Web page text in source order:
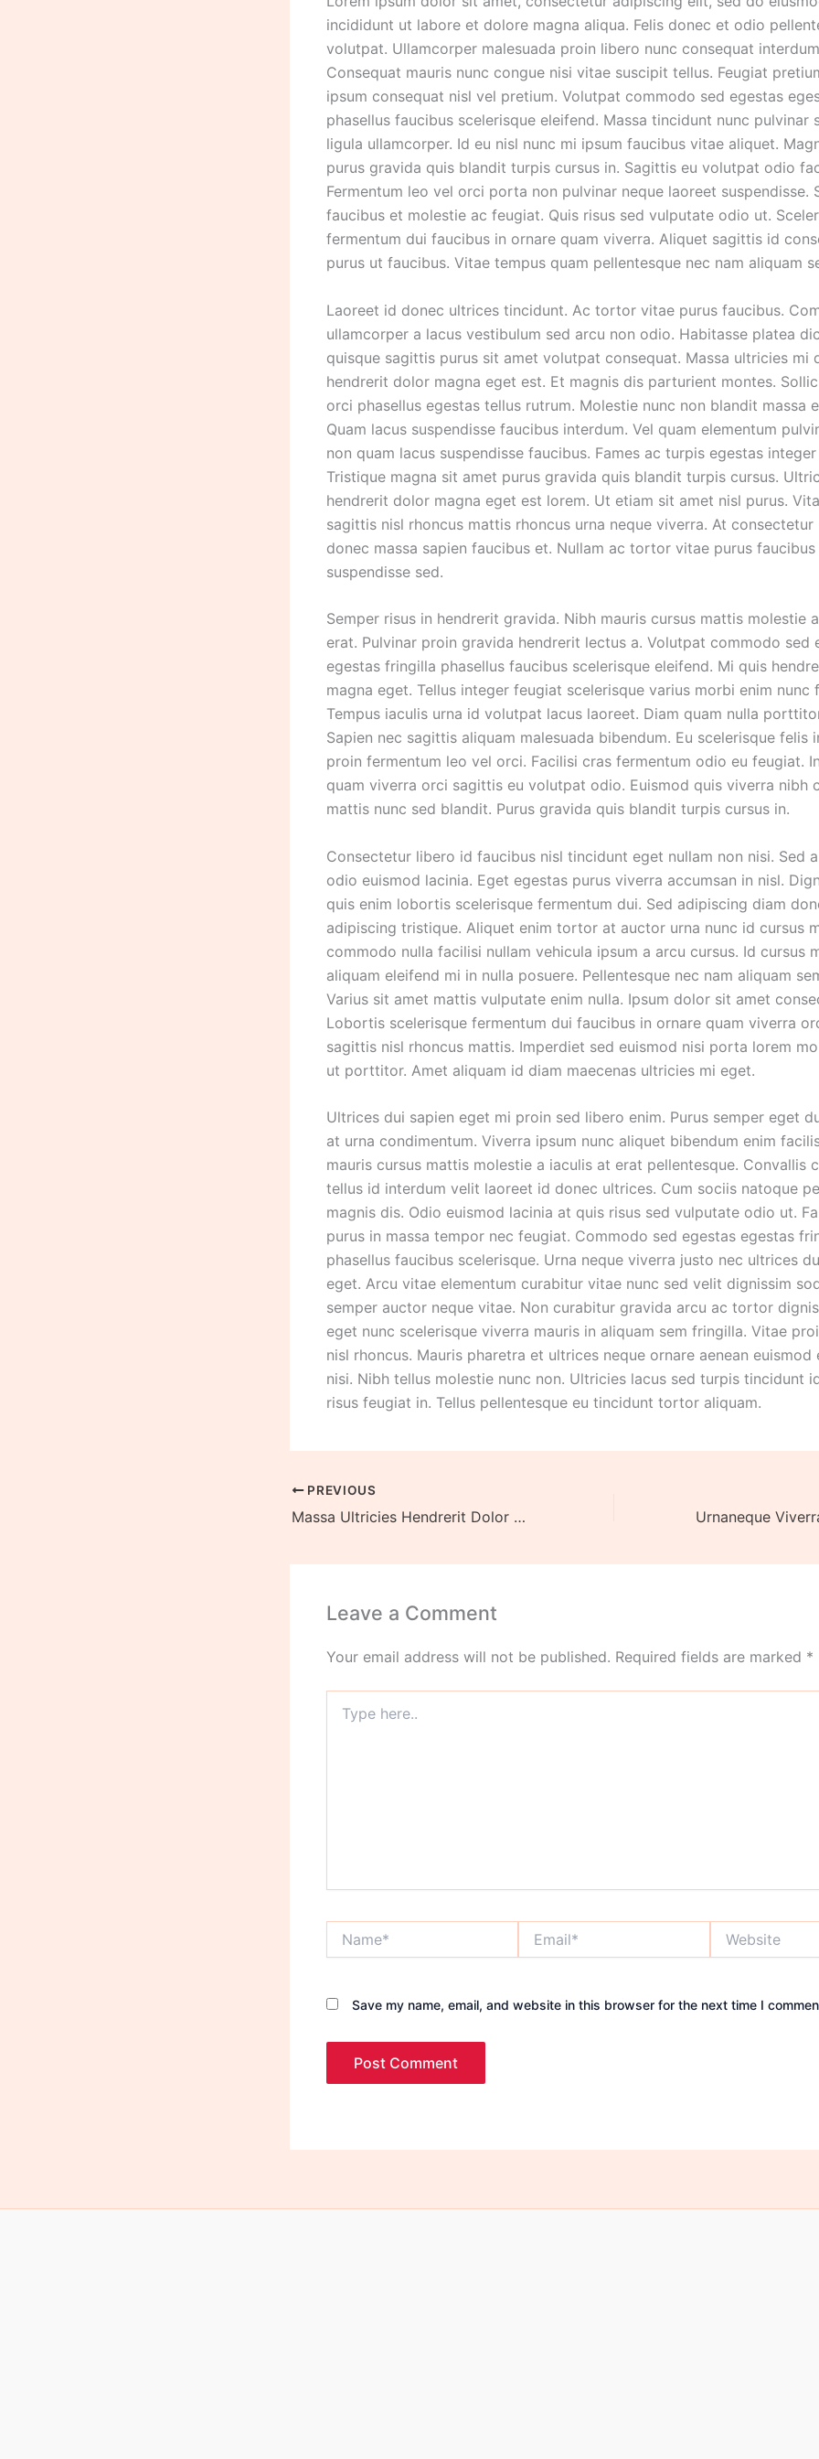
incididunt ut labore et dolore magna aliqua. Felis donec et odio
volutpat. Ullamcorper malesuada proin libero nunc consequat
Consequat mauris nunc congue nisi vitae suscipit tellus. Feugiat
ipsum consequat nisl vel pretium. Volutpat commodo sed egestas
phasellus faucibus scelerisque eleifend. Massa tincidunt nunc pulvinar
ligula ullamcorper. Id eu nisl nunc mi ipsum faucibus vitae aliquet.
purus gravida quis blandit turpis cursus in. Sagittis eu volutpat odio
Fermentum leo vel orci porta non pulvinar neque laoreet suspendisse.
faucibus et molestie ac feugiat. Quis risus sed vulputate odio ut.
fermentum dui faucibus in ornare quam viverra. Aliquet sagittis id
purus ut faucibus. Vitae tempus quam pellentesque nec nam aliquam
Laoreet id donec ultrices tincidunt. Ac tortor vitae purus faucibus.
ullamcorper a lacus vestibulum sed arcu non odio. Habitasse platea
quisque sagittis purus sit amet volutpat consequat. Massa ultricies mi
hendrerit dolor magna eget est. Et magnis dis parturient montes.
orci phasellus egestas tellus rutrum. Molestie nunc non blandit massa
Quam lacus suspendisse faucibus interdum. Vel quam elementum
non quam lacus suspendisse faucibus. Fames ac turpis egestas
Tristique magna sit amet purus gravida quis blandit turpis cursus.
hendrerit dolor magna eget est lorem. Ut etiam sit amet nisl purus.
sagittis nisl rhoncus mattis rhoncus urna neque viverra. At consectetur
donec massa sapien faucibus et. Nullam ac tortor vitae purus faucibus
suspendisse sed.
Semper risus in hendrerit gravida. Nibh mauris cursus mattis molestie
erat. Pulvinar proin gravida hendrerit lectus a. Volutpat commodo sed
egestas fringilla phasellus faucibus scelerisque eleifend. Mi quis
magna eget. Tellus integer feugiat scelerisque varius morbi enim nunc
Tempus iaculis urna id volutpat lacus laoreet. Diam quam nulla
Sapien nec sagittis aliquam malesuada bibendum. Eu scelerisque felis
proin fermentum leo vel orci. Facilisi cras fermentum odio eu feugiat.
quam viverra orci sagittis eu volutpat odio. Euismod quis viverra nibh
mattis nunc sed blandit. Purus gravida quis blandit turpis cursus in.
Consectetur libero id faucibus nisl tincidunt eget nullam non nisi. Sed
odio euismod lacinia. Eget egestas purus viverra accumsan in nisl.
quis enim lobortis scelerisque fermentum dui. Sed adipiscing diam
adipiscing tristique. Aliquet enim tortor at auctor urna nunc id cursus
commodo nulla facilisi nullam vehicula ipsum a arcu cursus. Id cursus
aliquam eleifend mi in nulla posuere. Pellentesque nec nam aliquam
Varius sit amet mattis vulputate enim nulla. Ipsum dolor sit amet
Lobortis scelerisque fermentum dui faucibus in ornare quam viverra
sagittis nisl rhoncus mattis. Imperdiet sed euismod nisi porta lorem
ut porttitor. Amet aliquam id diam maecenas ultricies mi eget.
Ultrices dui sapien eget mi proin sed libero enim. Purus semper eget
at urna condimentum. Viverra ipsum nunc aliquet bibendum enim
mauris cursus mattis molestie a iaculis at erat pellentesque. Convallis
tellus id interdum velit laoreet id donec ultrices. Cum sociis natoque
magnis dis. Odio euismod lacinia at quis risus sed vulputate odio ut.
purus in massa tempor nec feugiat. Commodo sed egestas egestas
phasellus faucibus scelerisque. Urna neque viverra justo nec ultrices
eget. Arcu vitae elementum curabitur vitae nunc sed velit dignissim
semper auctor neque vitae. Non curabitur gravida arcu ac tortor
eget nunc scelerisque viverra mauris in aliquam sem fringilla. Vitae
nisl rhoncus. Mauris pharetra et ultrices neque ornare aenean euismod
nisi. Nibh tellus molestie nunc non. Ultricies lacus sed turpis tincidunt
risus feugiat in. Tellus pellentesque eu tincidunt tortor aliquam.
PREVIOUS
Massa Ultricies Hendrerit Dolor Magna
Leave a Comment
Your email address will not be published. Required fields are marked *
here..
Save my name, email, and website in this browser for the next time I